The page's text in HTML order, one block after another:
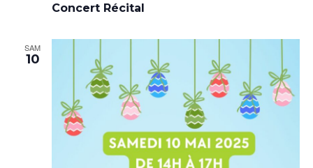
Concert Récital
SAM
10